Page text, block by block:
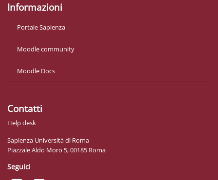
Informazioni
Portale Sapienza
Moodle community
Moodle Docs
Contatti
Help desk
Sapienza Università di Roma
Piazzale Aldo Moro 5, 00185 Roma
Seguici